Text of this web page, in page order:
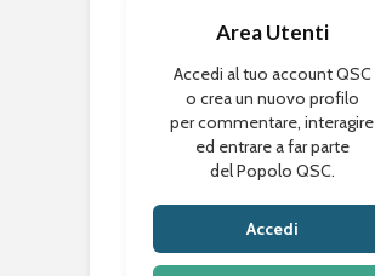
Area Utenti
Accedi al tuo account QSC
o crea un nuovo profilo
per commentare, interagire
ed entrare a far parte
del Popolo QSC.
Accedi